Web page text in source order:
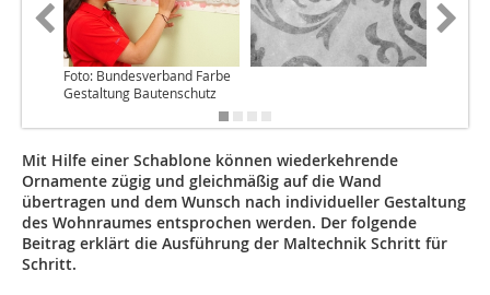
Foto: Bundesverband Farbe
Gestaltung Bautenschutz
Mit Hilfe einer Schablone können wiederkehrende
Ornamente zügig und gleichmäßig auf die Wand
übertragen und dem Wunsch nach individueller Gestaltung
des Wohnraumes entsprochen werden. Der folgende
Beitrag erklärt die Ausführung der Maltechnik Schritt für
Schritt.